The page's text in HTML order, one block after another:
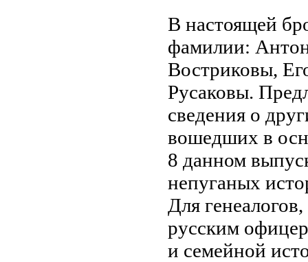
В настоящей
фамилии:
Востриковы,
Русаковы.
сведения о
вошедших в
8 данном
непуганых
Для
русским
и семейной